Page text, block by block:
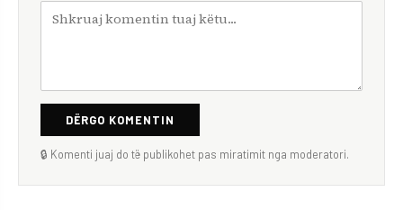
DËRGO KOMENTIN
🔒 Komenti juaj do të publikohet pas miratimit nga moderatori.